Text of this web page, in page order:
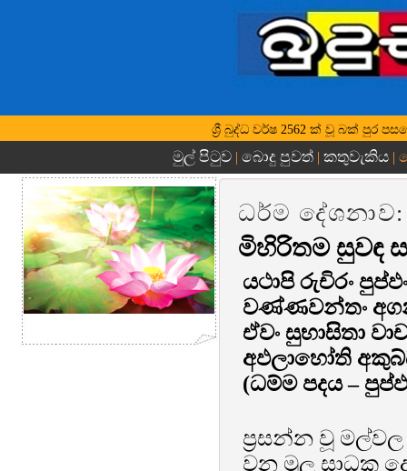
ශ්‍රී බුද්ධ වර්ෂ 2562 ක් වූ බක් පුර
මුල් පිටුව | බොදු පුවත්| කතුවැකිය|
ධර්ම දේශනාව:
මිහිරිතම සුවඳ
යථාපි රුචිරං පුප්ඵං
වණ්ණවන්තං
ඒවං සුභාසිතා
අඵලාහෝති
(ධම්ම පදය –
ප්‍රසන්න වූ
වන මූල සාධක